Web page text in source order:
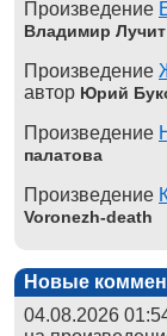
Произведение
Владимир Лучит
Произведение
автор Юрий
Произведение
палатова
Произведение
Voronezh-death
Новые
04.08.2026